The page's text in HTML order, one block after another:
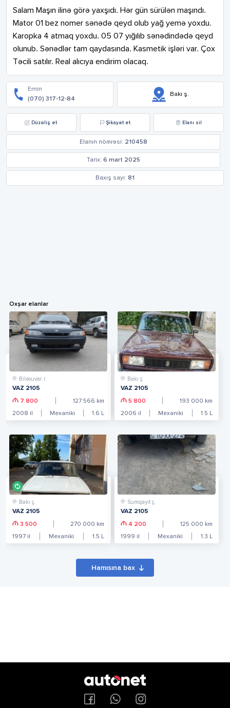
Salam Maşın ilinə görə yaxşıdı. Hər gün sürülən maşındı.
Mator 01 bez nomer sənədə qeyd olub yağ yemə yoxdu.
Karopka 4 atmaq yoxdu. 05 07 yığılıb sənədindədə qeyd
olunub. Sənədlər tam qaydasında. Kasmetik işləri var. Çox
Təcili satılır. Real alıcıya endirim olacaq.
Emin
(070) 317-12-84
Bakı ş.
Düzəliş et Şikayət et Elanı sil
Elanın nömrəsi: 210458
Tarix: 6 mart 2025
Baxış sayı: 81
Oxşar elanlar
Biləsuvar r.
VAZ 2105
7 800 127 566 km
2008 il Mexaniki 1.6 L
Bakı ş.
VAZ 2105
5 800 193 000 km
2006 il Mexaniki 1.5 L
Bakı ş.
VAZ 2105
3 500 270 000 km
1997 il Mexaniki 1.5 L
Sumqayıt ş.
VAZ 2105
4 200 125 000 km
1999 il Mexaniki 1.3 L
Hamısına bax